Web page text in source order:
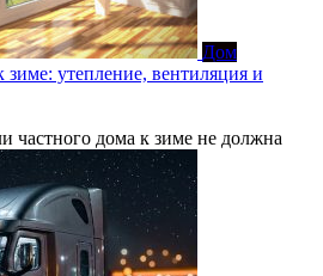
Дом
утепление, вентиляция и
частного дома к зиме не должна